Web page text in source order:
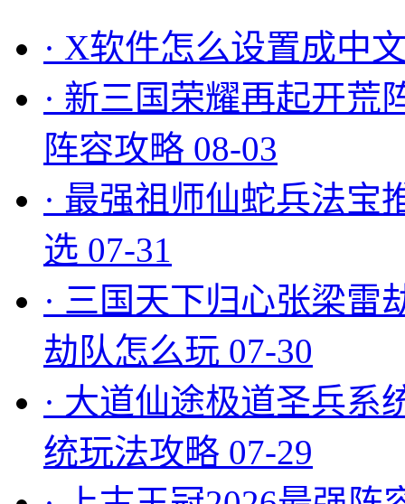
· X软件怎么设置成中
· 新三国荣耀再起开荒
阵容攻略 08-03
· 最强祖师仙蛇兵法宝
选 07-31
· 三国天下归心张梁雷
劫队怎么玩 07-30
· 大道仙途极道圣兵系
统玩法攻略 07-29